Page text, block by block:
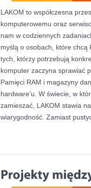
LAKOM to współczesna
komputerowemu oraz
nam w codziennych
myślą o osobach, które
tych, którzy potrzebują
komputer zaczyna sprawiać
Pamięci RAM i magazyny
hardware’u. W świecie, w
zamieszać, LAKOM stawia
wiarygodność. Zamiast